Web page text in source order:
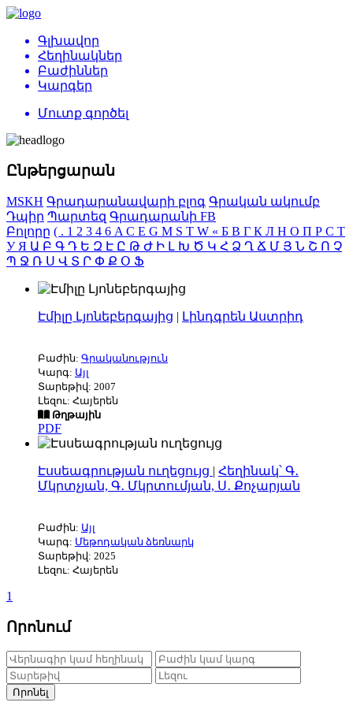
Գլխավոր
Հեղինակներ
Բաժիններ
Կարգեր
Մուտք գործել
Ընթերցարան
MSKH Գրադարանավարի բլոգ Գրական ակումբ
Դպիր Պարտեզ Գրադարանի FB
Բոլորը ( . 1 2 3 4 6 AC E G M S T W « Б В Г К Л Н О П Р С Т
УЯ Ա Բ Գ Դ Ե Զ Է Ը Թ Ժ Ի Լ Խ Ծ Կ Հ Ձ Ղ Ճ Մ Յ Ն Շ Ո Չ
Պ Ջ Ռ Ս Վ Տ Ր Փ Ք Օ Ֆ
Էմիլը Լյոնեբերգայից | Լինդգրեն Աստրիդ
Բաժին: Գրականություն
Կարգ: Այլ
Տարեթիվ: 2007
Լեզու: Հայերեն
Թղթային
PDF
Էսսեագրության ուղեցույց | Հեղինակ՝ Գ․
Մկրտչյան, Գ․ Մկրտումյան, Ս․ Քոչարյան
Բաժին: Այլ
Կարգ: Մեթոդական ձեռնարկ
Տարեթիվ: 2025
Լեզու: Հայերեն
1
Որոնում
Որոնել